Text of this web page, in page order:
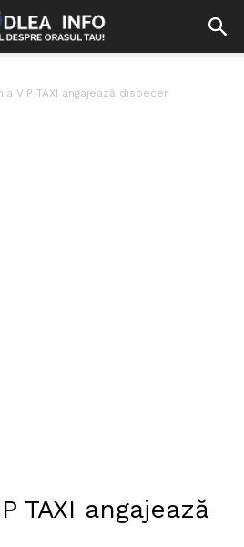
VIP TAXI angajează dispecer
TAXI angajează